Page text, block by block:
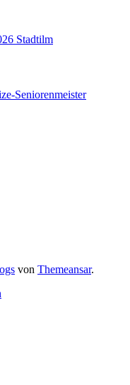
Stadtilm
Seniorenmeister
von Themeansar.